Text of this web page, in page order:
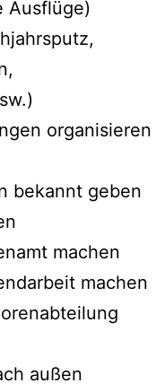
Ausflüge)
organisieren
bekannt geben
machen
machen
außen